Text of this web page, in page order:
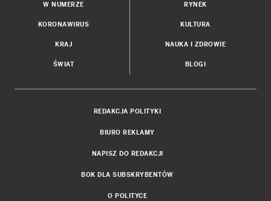
W NUMERZE
KORONAWIRUS
KRAJ
ŚWIAT
RYNEK
KULTURA
NAUKA I ZDROWIE
BLOGI
REDAKCJA POLITYKI
BIURO REKLAMY
NAPISZ DO REDAKCJI
BOK DLA SUBSKRYBENTÓW
O POLITYCE